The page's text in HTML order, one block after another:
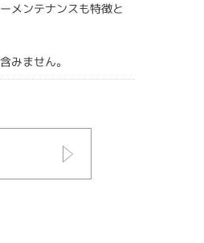
メンテナンスも特徴と
みません。